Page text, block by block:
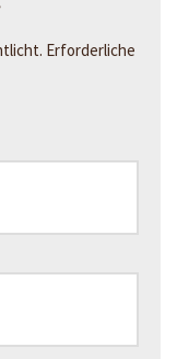
Erforderliche